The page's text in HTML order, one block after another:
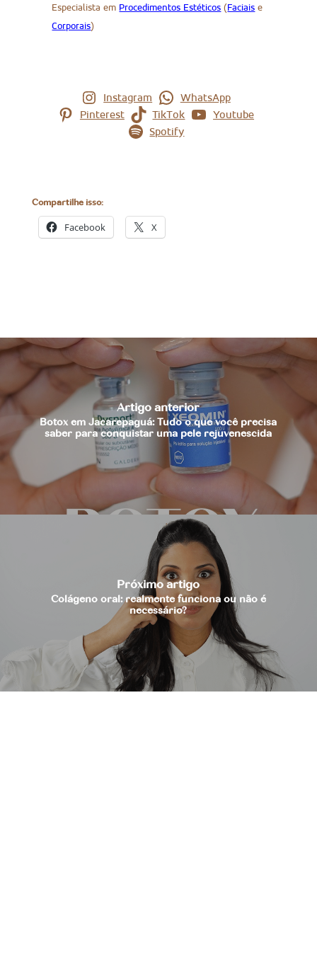
Especialista em Procedimentos Estéticos (Faciais e
Corporais)
Instagram
WhatsApp
Pinterest
TikTok
Youtube
Spotify
Compartilhe isso:
Facebook X
Artigo anterior
Botox em Jacarepaguá: Tudo o que você precisa
saber para conquistar uma pele rejuvenescida
Próximo artigo
Colágeno oral: realmente funciona ou não é
necessário?